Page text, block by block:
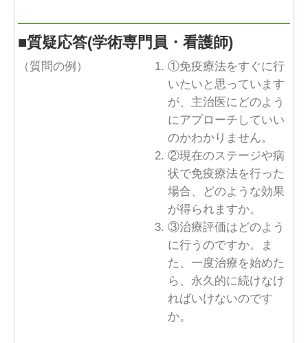
■質疑応答(学術専門員・看護師)
（質問の例）
①免疫療法をすぐに行
いたいと思っています
が、主治医にどのよう
にアプローチしていい
のかわかりません。
②現在のステージや病
状で免疫療法を行った
場合、どのような効果
が得られますか。
③治療評価はどのよう
に行うのですか。ま
た、一度治療を始めた
ら、永久的に続けなけ
ればいけないのです
か。